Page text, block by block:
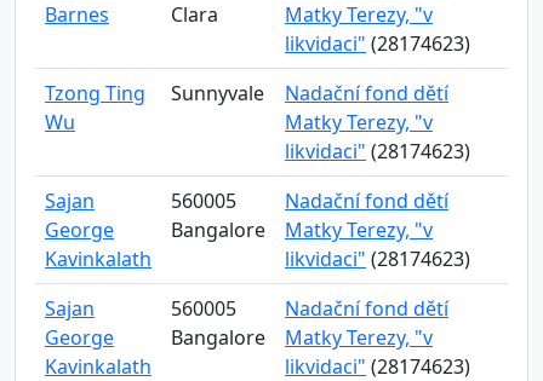
Barnes
Clara
Matky Terezy, "v
likvidaci" (28174623)
Tzong Ting
Wu
Sunnyvale
Nadační fond dětí
Matky Terezy, "v
likvidaci" (28174623)
Sajan
George
Kavinkalath
560005
Bangalore
Nadační fond dětí
Matky Terezy, "v
likvidaci" (28174623)
Sajan
George
Kavinkalath
560005
Bangalore
Nadační fond dětí
Matky Terezy, "v
likvidaci" (28174623)